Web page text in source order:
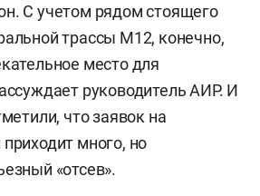
С учетом рядом стоящего
трассы М12, конечно,
место для
руководитель АИР. И
что заявок на
много, но
«отсев».